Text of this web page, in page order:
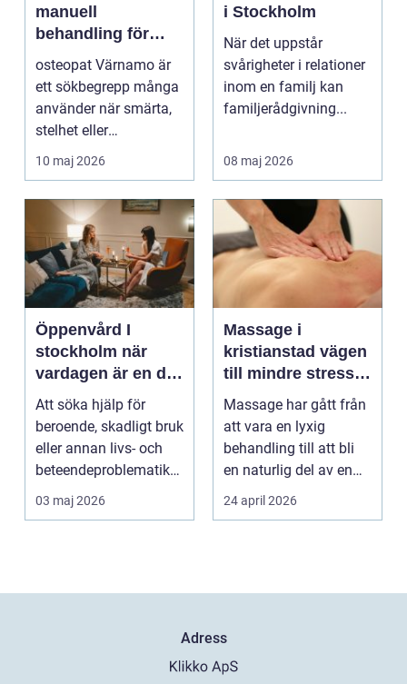
manuell
behandling för
minskad smärta
och Ökad rörlighet
osteopat Värnamo är
ett sökbegrepp många
använder när smärta,
stelhet eller
återkommande värk
börjar...
10 maj 2026
i Stockholm
När det uppstår
svårigheter i relationer
inom en familj kan
familjerådgivning...
08 maj 2026
Öppenvård I
stockholm när
vardagen är en del
av behandlingen
Att söka hjälp för
beroende, skadligt bruk
eller annan livs- och
beteendeproblematik
är ett stort st...
03 maj 2026
Massage i
kristianstad vägen
till mindre stress
och mer energi i
vardagen
Massage har gått från
att vara en lyxig
behandling till att bli
en naturlig del av en
hållbar livsst...
24 april 2026
Adress